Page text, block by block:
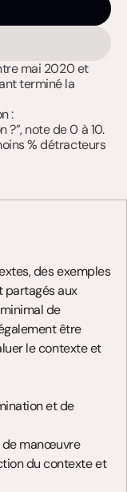
des exemples
partagés aux
de
être
le contexte et
et de
de manœuvre
du contexte et
mai 2020 et
terminé la
:
note de 0 à 10.
% détracteurs